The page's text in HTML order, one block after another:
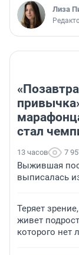
Лиза
стал
13 часов 7
Выжившая
выписалась
Теряет
живет
которого нет